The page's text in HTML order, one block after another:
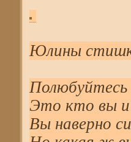
Юлины
Это кто вы
Вы наверно